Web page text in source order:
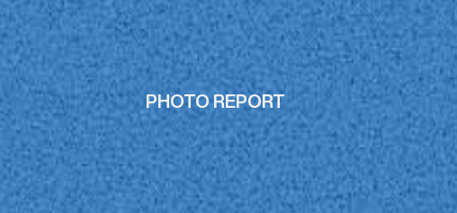
PHOTO REPORT